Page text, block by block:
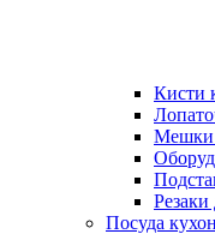
Кисти
Мешки
Посуда